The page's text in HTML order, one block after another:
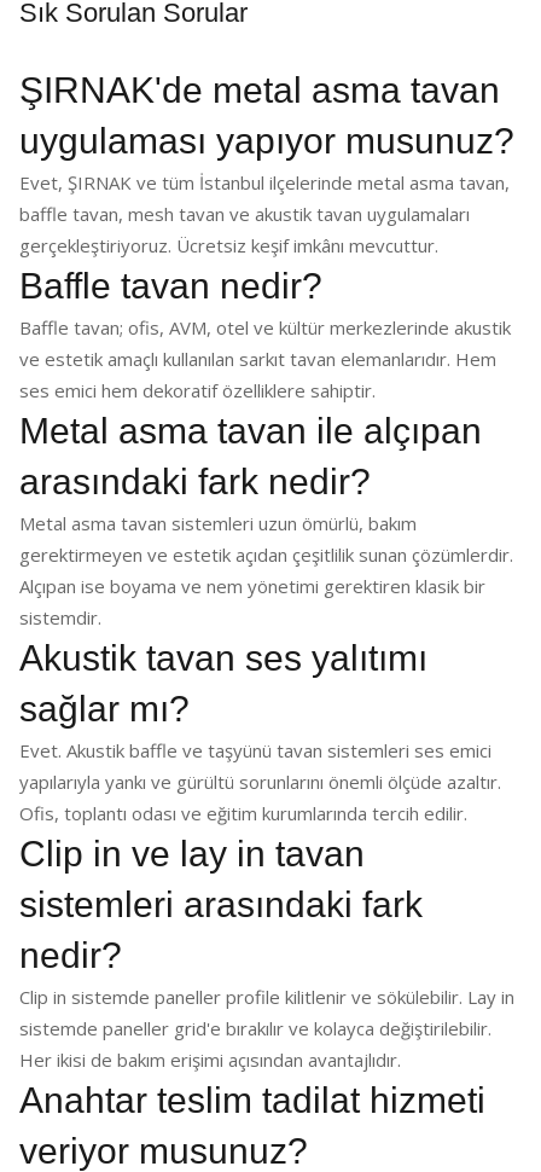
Sık Sorulan Sorular
ŞIRNAK'de metal asma tavan
uygulaması yapıyor musunuz?
Evet, ŞIRNAK ve tüm İstanbul ilçelerinde metal asma tavan,
baffle tavan, mesh tavan ve akustik tavan uygulamaları
gerçekleştiriyoruz. Ücretsiz keşif imkânı mevcuttur.
Baffle tavan nedir?
Baffle tavan; ofis, AVM, otel ve kültür merkezlerinde akustik
ve estetik amaçlı kullanılan sarkıt tavan elemanlarıdır. Hem
ses emici hem dekoratif özelliklere sahiptir.
Metal asma tavan ile alçıpan
arasındaki fark nedir?
Metal asma tavan sistemleri uzun ömürlü, bakım
gerektirmeyen ve estetik açıdan çeşitlilik sunan çözümlerdir.
Alçıpan ise boyama ve nem yönetimi gerektiren klasik bir
sistemdir.
Akustik tavan ses yalıtımı
sağlar mı?
Evet. Akustik baffle ve taşyünü tavan sistemleri ses emici
yapılarıyla yankı ve gürültü sorunlarını önemli ölçüde azaltır.
Ofis, toplantı odası ve eğitim kurumlarında tercih edilir.
Clip in ve lay in tavan
sistemleri arasındaki fark
nedir?
Clip in sistemde paneller profile kilitlenir ve sökülebilir. Lay in
sistemde paneller grid'e bırakılır ve kolayca değiştirilebilir.
Her ikisi de bakım erişimi açısından avantajlıdır.
Anahtar teslim tadilat hizmeti
veriyor musunuz?